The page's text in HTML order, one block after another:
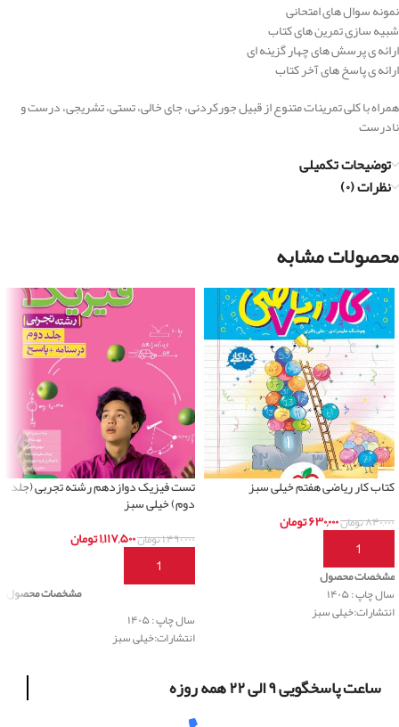
نمونه سوال های امتحانی
شبیه سازی تمرین های کتاب
ارائه ی پرسش های چهار گزینه ای
ارائه ی پاسخ های آخر کتاب
همراه با کلی تمرینات متنوع از قبیل جورکردنی، جای خالی، تستی، تشریجی، درست و
نادرست
توضیحات تکمیلی
نظرات (۰)
محصولات مشابه
کتاب کار ریاضی هفتم خیلی سبز
۸۴۰,۰۰۰تومان۶۳۰,۰۰۰تومان
افزودن به سبد خرید
مشخصات محصول
سال چاپ : ۱۴۰۵
انتشارات:خیلی سبز
تست فیزیک دوازدهم رشته تجربی (جلد
دوم) خیلی سبز
۱,۴۹۰,۰۰۰تومان۱,۱۱۷,۵۰۰تومان
افزودن به سبد خرید
مشخصات محصول
سال چاپ : ۱۴۰۵
انتشارات:خیلی سبز
ساعت پاسخگویی ۹ الی ۲۲ همه روزه